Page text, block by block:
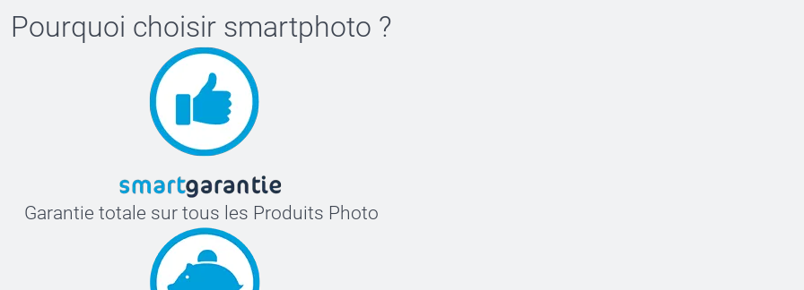
Pourquoi choisir smartphoto ?
Garantie totale sur tous les Produits Photo